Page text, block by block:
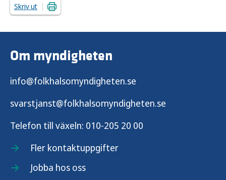
Skriv ut
Om myndigheten
info@folkhalsomyndigheten.se
svarstjanst@folkhalsomyndigheten.se
Telefon till växeln: 010-205 20 00
Fler kontaktuppgifter
Jobba hos oss